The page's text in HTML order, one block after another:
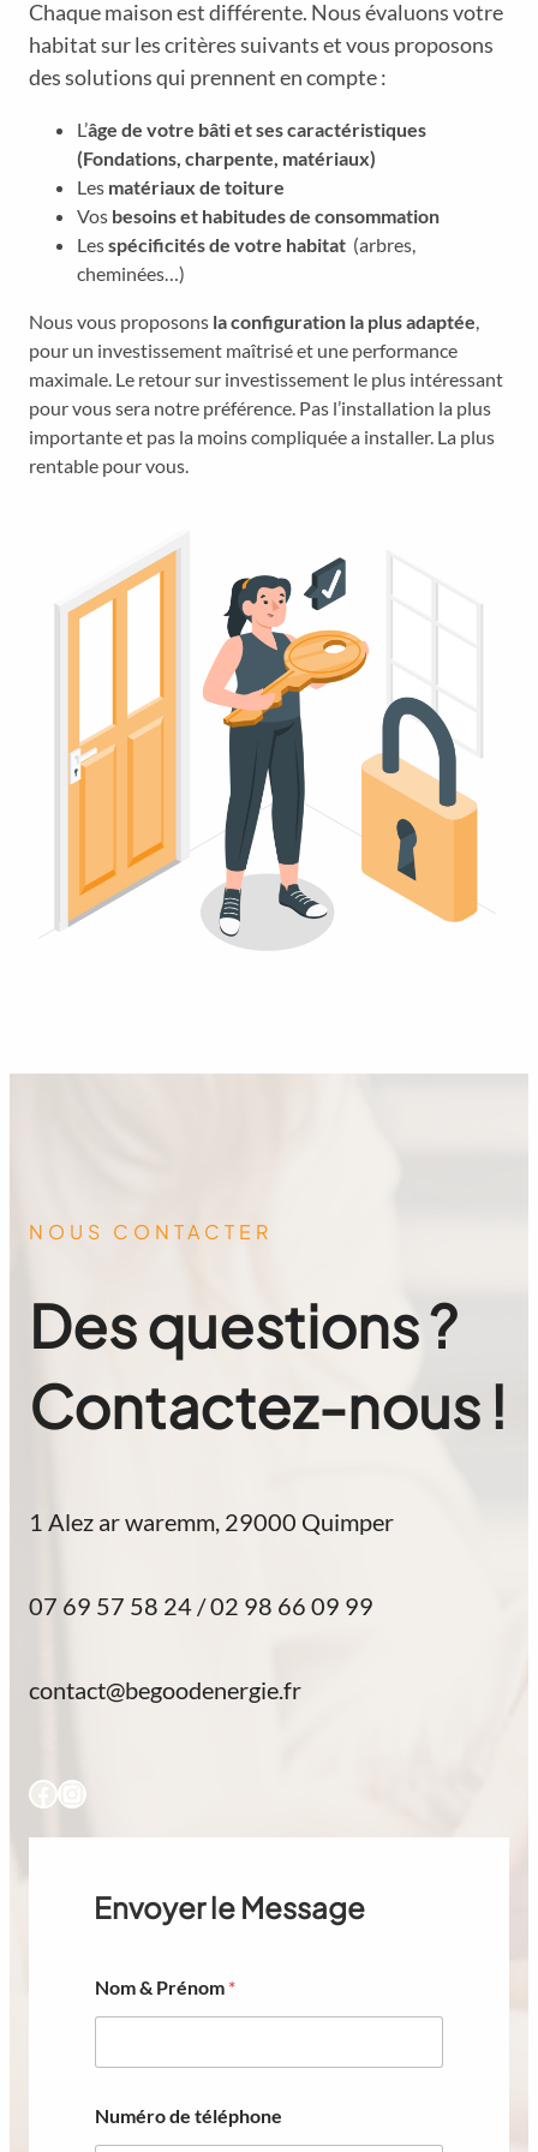
Chaque maison est différente. Nous évaluons votre
habitat sur les critères suivants et vous proposons
des solutions qui prennent en compte :
L’âge de votre bâti et ses caractéristiques
(Fondations, charpente, matériaux)
Les matériaux de toiture
Vos besoins et habitudes de consommation
Lesspécificités de votre habitat (arbres,
cheminées…)
Nous vous proposons la configuration la plus adaptée,
pour un investissement maîtrisé et une performance
maximale. Le retour sur investissement le plus intéressant
pour vous sera notre préférence. Pas l’installation la plus
importante et pas la moins compliquée a installer. La plus
rentable pour vous.
NOUS CONTACTER
Des questions ?
Contactez-nous !
1 Alez ar waremm, 29000 Quimper
07 69 57 58 24 / 02 98 66 09 99
contact@begoodenergie.fr
Facebook Instagram
Envoyer le Message
Nom & Prénom *
t
é
Numéro de téléphone